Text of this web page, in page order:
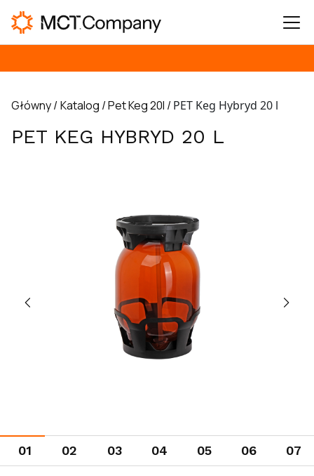
Główny /Katalog /Pet Keg 20l /PET Keg Hybryd 20 l
PET KEG HYBRYD 20 L
01 02 03 04 05 06 07